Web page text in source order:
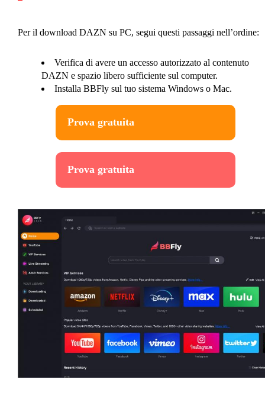
Per il download DAZN su PC, segui questi passaggi nell’ordine:
Verifica di avere un accesso autorizzato al contenuto
DAZN e spazio libero sufficiente sul computer.
Installa BBFly sul tuo sistema Windows o Mac.
Prova gratuita
Prova gratuita